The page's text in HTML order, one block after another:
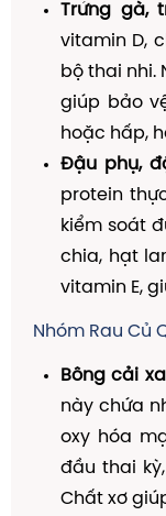
Trứng gà,
vitamin D,
bộ thai nhi.
giúp bảo
hoặc hấp,
Đậu phụ,
protein
kiểm soát
chia, hạt
vitamin E,
Nhóm Rau Củ
Bông cải
này chứa
oxy hóa
đầu thai
Chất xơ